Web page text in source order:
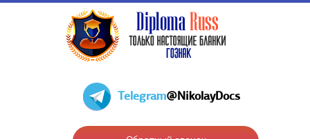
Telegram@NikolayDocs